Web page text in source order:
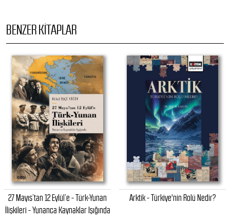
BENZER KITAPLAR
27 Mayıs’tan 12 Eylül’e - Türk-Yunan
İlişkileri - Yunanca Kaynaklar Işığında
Arktik - Türkiye'nin Rolü Nedir?